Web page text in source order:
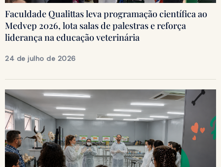
Faculdade Qualittas leva programação científica ao
Medvep 2026, lota salas de palestras e reforça
liderança na educação veterinária
24 de julho de 2026